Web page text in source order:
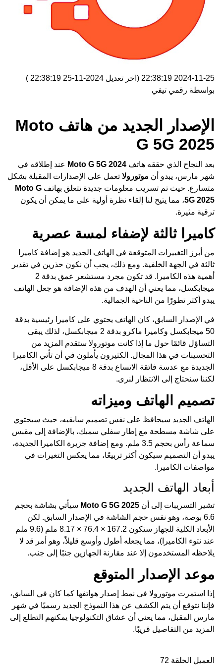
2024-11-25 22:38:19 (اخر تعديل 2024-11-25 22:38:19
)
بواسطة رقمي تيفي
الإصدار الجديد من هاتف Moto
G 5G 2025
بعد النجاح الذي حققه هاتف Moto G 5G 2024 عند إطلاقه في
شهر مارس، يبدو أن موتورولا تعمل على الإصدارات المقبلة بشكل
متسارع. حيث تم تسريب معلومات جديدة تتعلق بهاتف Moto G
5G 2025، مما يتيح لنا إلقاء نظرة أولية على ما يمكن أن يكون
ترقية مثيرة.
كاميرا ثالثة لإضفاء لمسة عصرية
من أبرز التغييرات المتوقعة في الهاتف الجديد هو إضافة كاميرا
ثالثة في الجهة الخلفية. ومع ذلك، يجب أن نكون حذرين في تقدير
أهمية هذه الكاميرا. قد تكون مجرد مستشعر عمق بدقة 2
ميجابكسل، مما يعني أن الهدف من هذه الإضافة هو جعل الهاتف
يبدو أكثر تطورًا من الناحية الجمالية.
في الإصدار السابق، كان الهاتف يحتوي على كاميرا رئيسية بدقة
50 ميجابكسل وكاميرا ماكرو بدقة 2 ميجابكسل، لذلك يبقى
التساؤل قائمًا حول ما إذا كانت موتورولا ستقدم المزيد من
التحسينات في هذا المجال. الكثيرون يأملون في أن تأتي الكاميرا
الجديدة مع عدسة فائقة الاتساع بدقة 8 ميجابكسل على الأقل،
لكننا سنحتاج إلى الانتظار لنرى.
تصميم الهاتف وميزاته
الهاتف الجديد سيحافظ على نفس تصميم سابقيه، حيث سيحتوي
على شاشة مسطحة مع إطار سفلي سميك، بالإضافة إلى مقبس
سماعة رأس بحجم 3.5 ملم. ومع إضافة جزيرة الكاميرا الجديدة،
يبدو أن التصميم سيكون أكثر تربيعًا، مما يعكس التغيرات في
مواصفات الكاميرا.
أبعاد الهاتف الجديد
تشير التسريبات إلى أن Moto G 5G 2025 سيأتي بشاشة بحجم
6.6 بوصة، وهو نفس حجم الشاشة في الإصدار السابق. لكن
الأبعاد الكلية للجهاز ستكون 167.2 × 76.4 × 8.17 ملم (9.6 ملم
عند نتوء الكاميرا)، مما يجعله أطول وأوسع قليلاً، وهو أمر قد لا
يلاحظه المستخدمون إلا عند مقارنة الجهازين جنبًا إلى جنب.
موعد الإصدار المتوقع
إذا استمرت موتورولا في نمط إصدار هواتفها كما كان في السابق،
فإننا نتوقع أن يتم الكشف عن هذا النموذج الجديد رسميًا في شهر
مارس المقبل، مما يعني أن عشاق التكنولوجيا يمكنهم التطلع إلى
المزيد من التفاصيل قريبًا.
العميل الحلقة 72